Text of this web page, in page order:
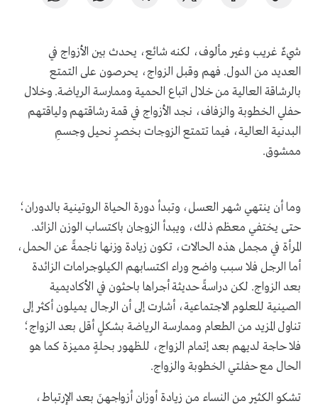
شيءٌ غريب وغير مألوف، لكنه شائع، يحدث بين الأزواج في
العديد من الدول. فهم وقبل الزواج، يحرصون على التمتع
بالرشاقة العالية من خلال اتباع الحمية وممارسة الرياضة. وخلال
حفلي الخطوبة والزفاف، نجد الأزواج في قمة رشاقتهم ولياقتهم
البدنية العالية، فيما تتمتع الزوجات بخصرٍ نحيل وجسمِ
ممشوق.
وما أن ينتهي شهر العسل، وتبدأ دورة الحياة الروتينية بالدوران؛
حتى يختفي معظم ذلك، ويبدأ الزوجان باكتساب الوزن الزائد.
المرأة في مجمل هذه الحالات، تكون زيادة وزنها ناجمةً عن الحمل،
أما الرجل فلا سبب واضح وراء اكتسابهم الكيلوجرامات الزائدة
بعد الزواج. لكن دراسةً حديثة أجراها باحثون في الأكاديمية
الصينية للعلوم الاجتماعية، أشارت إلى أن الرجال يميلون أكثر إلى
تناول المزيد من الطعام وممارسة الرياضة بشكلٍ أقل بعد الزواج؛
فلا حاجة لديهم بعد إتمام الزواج، للظهور بحلةٍ مميزة كما هو
الحال مع حفلتي الخطوبة والزواج.
تشكو الكثير من النساء من زيادة أوزان أزواجهنَ بعد الإرتباط،